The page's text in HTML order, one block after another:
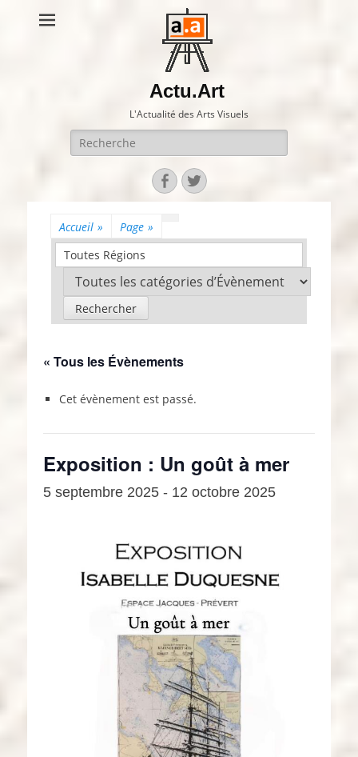
Actu.Art
L'Actualité des Arts Visuels
Recherche
pour:
Facebook
Twitter
Accueil » Page »
Toutes Régions
« Tous les Évènements
Cet évènement est passé.
Exposition : Un goût à mer
5 septembre 2025 - 12 octobre 2025